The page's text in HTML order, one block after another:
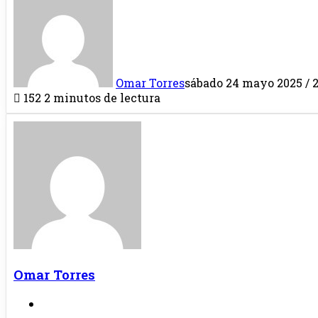
Omar Torressábado 24 mayo 2025 /
152 2 minutos de lectura
Omar Torres